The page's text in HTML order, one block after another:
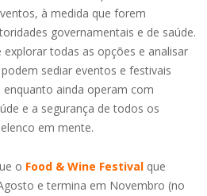
à medida que forem
governamentais e de saúde.
todas as opções e analisar
sediar eventos e festivais
ainda operam com
e a segurança de todos os
em mente.
o Food & Wine Festival que
e termina em Novembro (no